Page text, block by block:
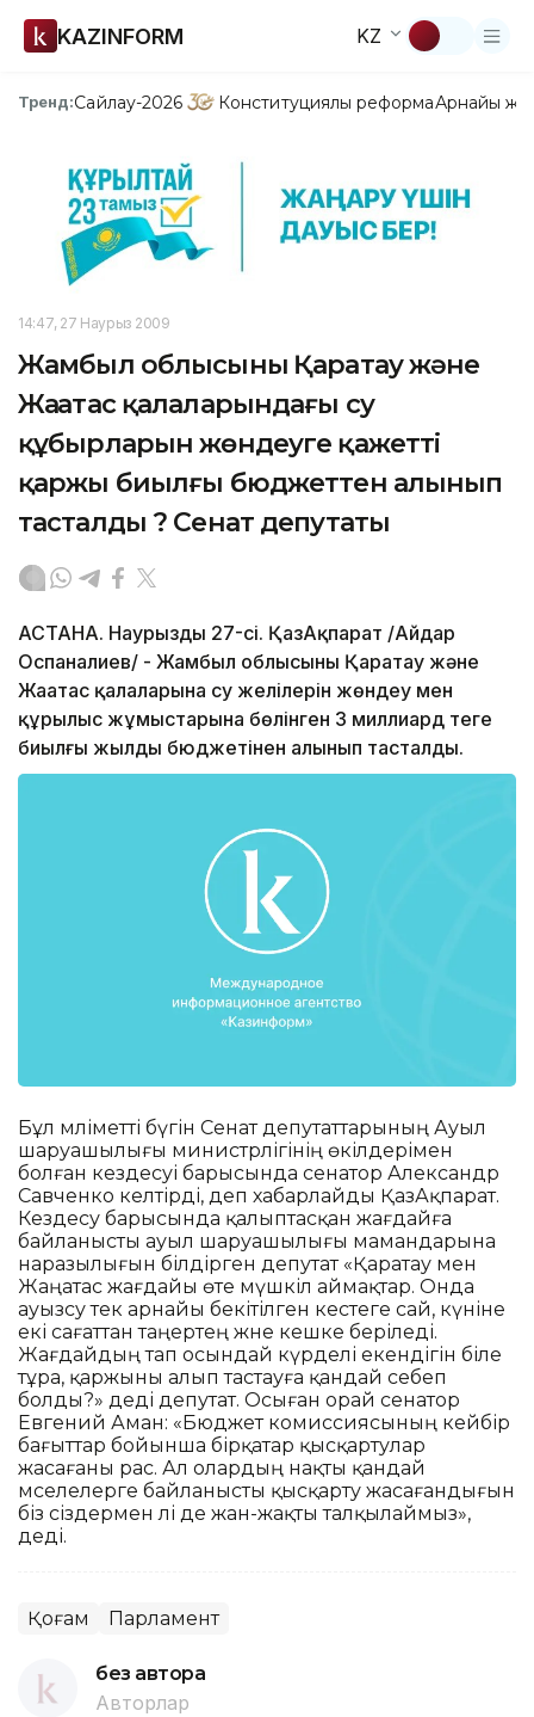
KAZINFORM KZ
Тренд:Сайлау-2026 Конституциялық реформаАрнайы
14:47, 27 Наурыз 2009
Жамбыл облысының Қаратау және
Жаңатас қалаларындағы су
құбырларын жөндеуге қажетті
қаржы биылғы бюджеттен алынып
тасталды ? Сенат депутаты
АСТАНА. Наурыздың 27-сі. ҚазАқпарат /Айдар
Оспаналиев/ - Жамбыл облысының Қаратау және
Жаңатас қалаларына су желілерін жөндеу мен
құрылыс жұмыстарына бөлінген 3 миллиард теңге
биылғы жылдың бюджетінен алынып тасталды.
Бұл мәліметті бүгін Сенат депутаттарының Ауыл
шаруашылығы министрлігінің өкілдерімен
болған кездесуі барысында сенатор Александр
Савченко келтірді, деп хабарлайды ҚазАқпарат.
Кездесу барысында қалыптасқан жағдайға
байланысты ауыл шаруашылығы мамандарына
наразылығын білдірген депутат «Қаратау мен
Жаңатас жағдайы өте мүшкіл аймақтар. Онда
ауызсу тек арнайы бекітілген кестеге сай, күніне
екі сағаттан таңертең және кешке беріледі.
Жағдайдың тап осындай күрделі екендігін біле
тұра, қаржыны алып тастауға қандай себеп
болды?» деді депутат. Осыған орай сенатор
Евгений Аман: «Бюджет комиссиясының кейбір
бағыттар бойынша бірқатар қысқартулар
жасағаны рас. Ал олардың нақты қандай
мәселелерге байланысты қысқарту жасағандығын
біз сіздермен әлі де жан-жақты талқылаймыз»,
деді.
Қоғам Парламент
без автора
Авторлар